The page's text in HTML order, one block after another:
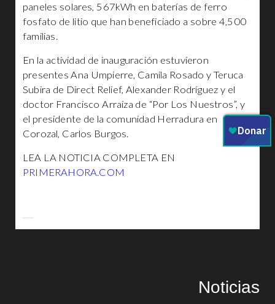
paneles solares, 567kWh en baterías de ferro
fosfato de litio que han beneficiado a sobre 4,500
familias.
En la actividad de inauguración estuvieron
presentes Ana Umpierre, Camila Rosado y Teruca
Subira de Direct Relief, Alexander Rodríguez y el
doctor Francisco Arraiza de “Por Los Nuestros”, y
el presidente de la comunidad Herradura en
Corozal, Carlos Burgos.
LEA LA NOTICIA COMPLETA EN
PRIMERAHORA.COM
Noticias